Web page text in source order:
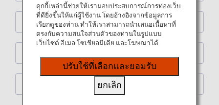
Spas
คุกกี้เหล่านี้ช่วยให้เรามอบประสบการณ์การท่องเว็บ
ที่ดียิ่งขึ้นให้แก่ผู้ใช้งาน โดยอ้างอิงจากข้อมูลการ
เรียกดูของท่าน ทำให้เราสามารถนำเสนอเนื้อหาที่
ตรงกับความสนใจส่วนตัวของท่านในรูปแบบ
เว็บไซต์ อีเมล โซเชียลมีเดีย และโฆษณาได้
ปรับใช้ที่เลือกและยอมรับ
ยกเลิก